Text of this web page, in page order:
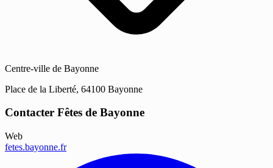
Centre-ville de Bayonne
Place de la Liberté, 64100 Bayonne
Contacter Fêtes de Bayonne
Web
fetes.bayonne.fr